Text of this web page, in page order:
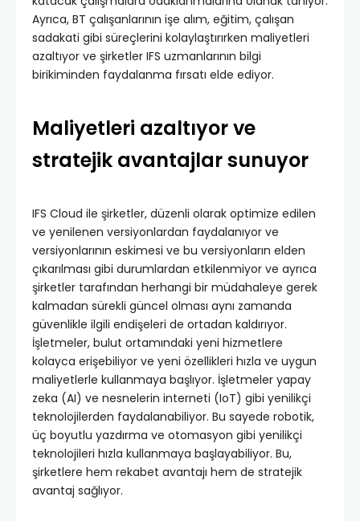
Ayrıca, BT çalışanlarının işe alım, eğitim, çalışan
sadakati gibi süreçlerini kolaylaştırırken maliyetleri
azaltıyor ve şirketler IFS uzmanlarının bilgi
birikiminden faydalanma fırsatı elde ediyor.
Maliyetleri azaltıyor ve
stratejik avantajlar sunuyor
IFS Cloud ile şirketler, düzenli olarak optimize edilen
ve yenilenen versiyonlardan faydalanıyor ve
versiyonlarının eskimesi ve bu versiyonların elden
çıkarılması gibi durumlardan etkilenmiyor ve ayrıca
şirketler tarafından herhangi bir müdahaleye gerek
kalmadan sürekli güncel olması aynı zamanda
güvenlikle ilgili endişeleri de ortadan kaldırıyor.
İşletmeler, bulut ortamındaki yeni hizmetlere
kolayca erişebiliyor ve yeni özellikleri hızla ve uygun
maliyetlerle kullanmaya başlıyor. İşletmeler yapay
zeka (AI) ve nesnelerin interneti (IoT) gibi yenilikçi
teknolojilerden faydalanabiliyor. Bu sayede robotik,
üç boyutlu yazdırma ve otomasyon gibi yenilikçi
teknolojileri hızla kullanmaya başlayabiliyor. Bu,
şirketlere hem rekabet avantajı hem de stratejik
avantaj sağlıyor.